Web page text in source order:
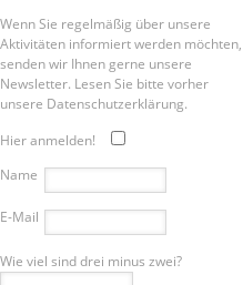
Wenn Sie regelmäßig über unsere
Aktivitäten informiert werden möchten,
senden wir Ihnen gerne unsere
Newsletter. Lesen Sie bitte vorher
unsere Datenschutzerklärung.
Hier anmelden!
Name
E-Mail
Wie viel sind drei minus zwei?